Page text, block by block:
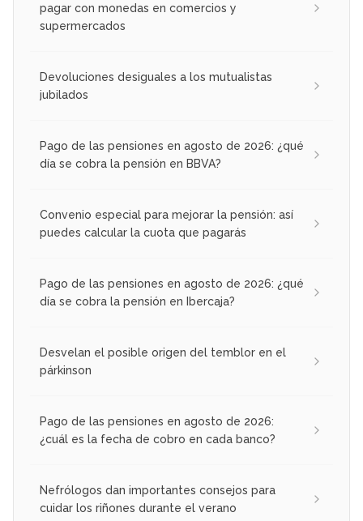
pagar con monedas en comercios y
supermercados
Devoluciones desiguales a los mutualistas
jubilados
Pago de las pensiones en agosto de 2026: ¿qué
día se cobra la pensión en BBVA?
Convenio especial para mejorar la pensión: así
puedes calcular la cuota que pagarás
Pago de las pensiones en agosto de 2026: ¿qué
día se cobra la pensión en Ibercaja?
Desvelan el posible origen del temblor en el
párkinson
Pago de las pensiones en agosto de 2026:
¿cuál es la fecha de cobro en cada banco?
Nefrólogos dan importantes consejos para
cuidar los riñones durante el verano